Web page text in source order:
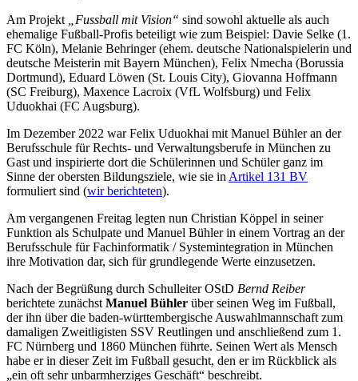
Am Projekt
„Fussball mit Vision“ sind sowohl aktuelle als auch
ehemalige Fußball-Profis beteiligt wie zum Beispiel: Davie Selke (1.
FC Köln), Melanie Behringer (ehem. deutsche Nationalspielerin und
deutsche Meisterin mit Bayern München), Felix Nmecha (Borussia
Dortmund), Eduard Löwen (St. Louis City), Giovanna Hoffmann
(SC Freiburg), Maxence Lacroix (VfL Wolfsburg) und Felix
Uduokhai (FC Augsburg).
Im Dezember 2022 warFelix Uduokhai mit Manuel Bühler an der
Berufsschule für Rechts- und Verwaltungsberufe in München zu
Gast und inspirierte dort die Schülerinnen und Schüler ganz im
Sinne der obersten Bildungsziele, wie sie in Artikel 131 BV
formuliert sind (wir berichteten).
Am vergangenen Freitag legten nun Christian Köppel in seiner
Funktion als Schulpate und Manuel Bühler in einem Vortrag an der
Berufsschule für Fachinformatik / Systemintegration in München
ihre Motivation dar, sich für grundlegende Werte einzusetzen.
Nach der Begrüßung durch Schulleiter OStD Bernd Reiber
berichtete zunächst Manuel Bühler über seinen Weg im Fußball,
der ihn über die baden-württembergische Auswahlmannschaft zum
damaligen Zweitligisten SSV Reutlingen und anschließend zum 1.
FC Nürnberg und 1860 München führte. Seinen Wert als Mensch
habe er in dieser Zeit im Fußball gesucht, den er im Rückblick als
„ein oft sehr unbarmherziges Geschäft“ beschreibt.